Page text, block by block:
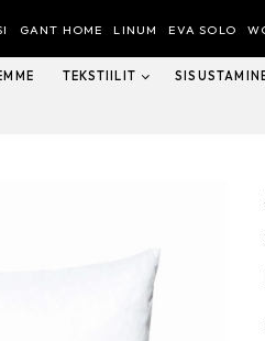
GANT HOME LINUM EVA SOLO
TEKSTIILIT